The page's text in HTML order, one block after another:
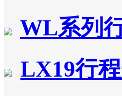
WL系列
LX19行